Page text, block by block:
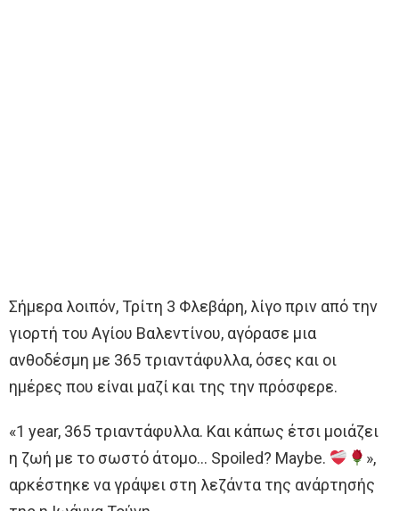
Σήμερα λοιπόν, Τρίτη 3 Φλεβάρη, λίγο πριν από την
γιορτή του Αγίου Βαλεντίνου, αγόρασε μια
ανθοδέσμη με 365 τριαντάφυλλα, όσες και οι
ημέρες που είναι μαζί και της την πρόσφερε.
«1 year, 365 τριαντάφυλλα. Και κάπως έτσι μοιάζει
η ζωή με το σωστό άτομο… Spoiled? Maybe.
»,
αρκέστηκε να γράψει στη λεζάντα της ανάρτησής